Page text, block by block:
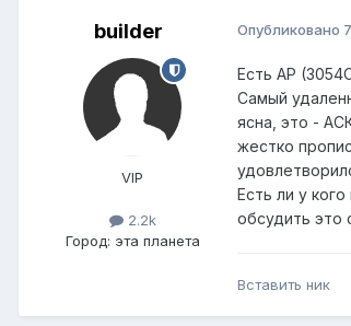
builder
VIP
2.2k
Город: эта планета
Опубликовано
Есть АР
Самый
ясна, это -
жестко
Есть ли у
обсудить
Вставить ник